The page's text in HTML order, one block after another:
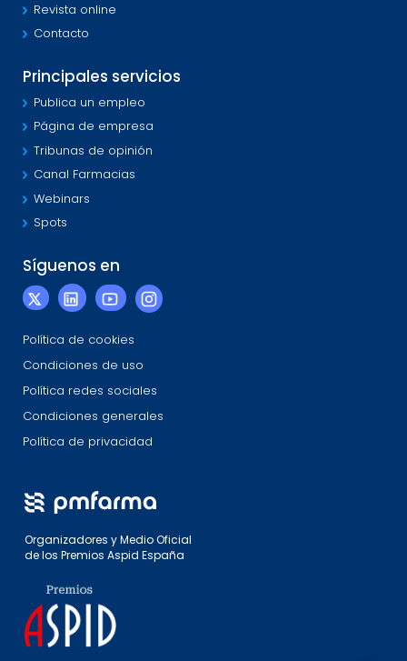
Revista online
Contacto
Principales servicios
Publica un empleo
Página de empresa
Tribunas de opinión
Canal Farmacias
Webinars
Spots
Síguenos en
Política de cookies
Condiciones de uso
Política redes sociales
Condiciones generales
Política de privacidad
Organizadores y Medio Oficial
de los Premios Aspid España